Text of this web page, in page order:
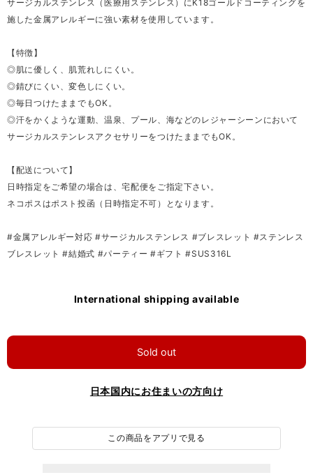
サージカルステンレス（医療用ステンレス）にK18ゴールドコーティングを
施した金属アレルギーに強い素材を使用しています。
【特徴】
◎肌に優しく、肌荒れしにくい。
◎錆びにくい、変色しにくい。
◎毎日つけたままでもOK。
◎汗をかくような運動、温泉、プール、海などのレジャーシーンにおいて
サージカルステンレスアクセサリーをつけたままでもOK。
【配送について】
日時指定をご希望の場合は、宅配便をご指定下さい。
ネコポスはポスト投函（日時指定不可）となります。
#金属アレルギー対応 #サージカルステンレス #ブレスレット #ステンレス
ブレスレット #結婚式 #パーティー #ギフト #SUS316L
International shipping available
Sold out
日本国内にお住まいの方向け
この商品をアプリで見る